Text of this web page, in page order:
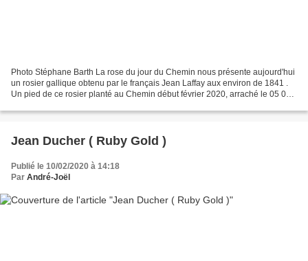
Photo Stéphane Barth La rose du jour du Chemin nous présente aujourd'hui
un rosier gallique obtenu par le français Jean Laffay aux environ de 1841 .
Un pied de ce rosier planté au Chemin début février 2020, arraché le 05 02
Jean Ducher ( Ruby Gold )
Publié le 10/02/2020 à 14:18
Par André-Joël